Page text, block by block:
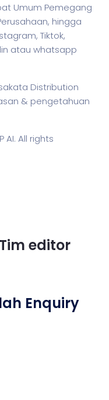
Umum Pemegang
hingga
Tiktok,
atau whatsapp
Distribution
& pengetahuan
AI. All rights
editor
Enquiry